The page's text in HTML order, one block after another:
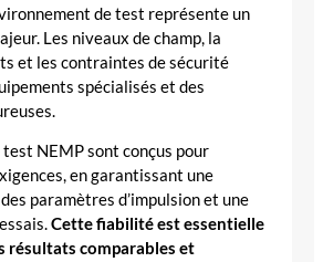
de test représente un
Les niveaux de champ, la
et les contraintes de sécurité
spécialisés et des
test NEMP sont conçus pour
en garantissant une
paramètres d’impulsion et une
Cette fiabilité est essentielle
résultats comparables et